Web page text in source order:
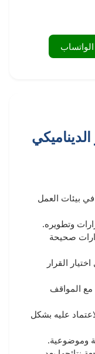
بيئات العمل
وتطويره.
صحيحة
القرار
مع المواقف
عليه بشكل
وموضوعية.